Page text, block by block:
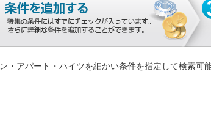
・アパート・ハイツを細かい条件を指定して検索可